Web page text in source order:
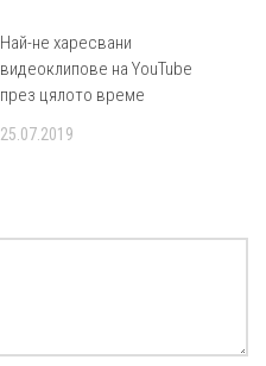
Най-не харесвани
видеоклипове на YouTube
през цялото време
25.07.2019